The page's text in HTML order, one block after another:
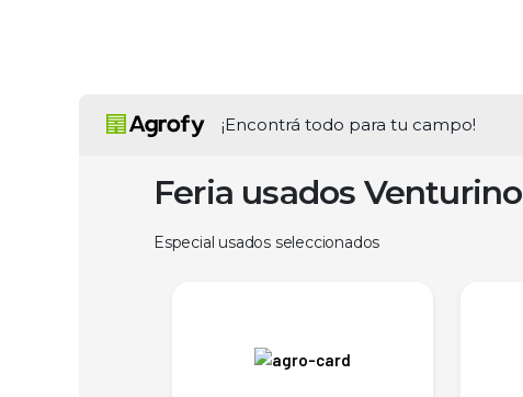
¡Encontrá todo para tu campo!
Feria usados Venturino
Especial usados seleccionados